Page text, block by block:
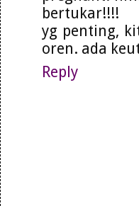
bertukar!!!!
yg penting,
oren. ada
Reply